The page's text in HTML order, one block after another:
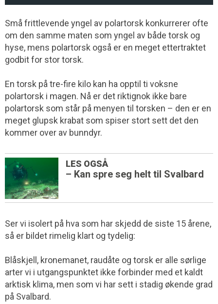
Små frittlevende yngel av polartorsk konkurrerer ofte
om den samme maten som yngel av både torsk og
hyse, mens polartorsk også er en meget ettertraktet
godbit for stor torsk.
En torsk på tre-fire kilo kan ha opptil ti voksne
polartorsk i magen. Nå er det riktignok ikke bare
polartorsk som står på menyen til torsken – den er en
meget glupsk krabat som spiser stort sett det den
kommer over av bunndyr.
LES OGSÅ
– Kan spre seg helt til Svalbard
Ser vi isolert på hva som har skjedd de siste 15 årene,
så er bildet rimelig klart og tydelig:
Blåskjell, kronemanet, raudåte og torsk er alle sørlige
arter vi i utgangspunktet ikke forbinder med et kaldt
arktisk klima, men som vi har sett i stadig økende grad
på Svalbard.